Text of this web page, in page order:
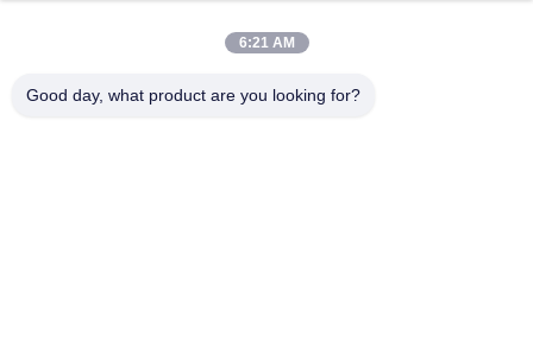
6:21 AM
Good day, what product are you looking for?